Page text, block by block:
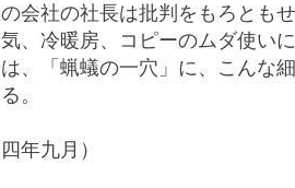
の会社の社長は批判をもろとも
気、冷暖房、コピーのムダ使い
は、「蝋蟻の一穴」に、こんな
る。
四年九月）